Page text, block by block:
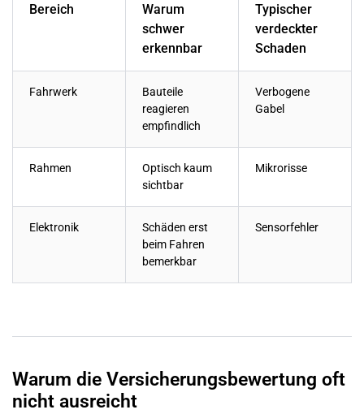
Bereich
Warum
schwer
erkennbar
Typischer
verdeckter
Schaden
Fahrwerk
Bauteile
reagieren
empfindlich
Verbogene
Gabel
Rahmen
Optisch kaum
sichtbar
Mikrorisse
Elektronik
Schäden erst
beim Fahren
bemerkbar
Sensorfehler
Warum die Versicherungsbewertung oft
nicht ausreicht